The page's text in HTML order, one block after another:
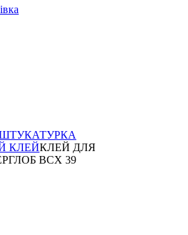
КЛЕЙКЛЕЙ ДЛЯ
ВСХ 39